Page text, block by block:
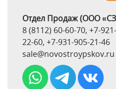
Отдел Продаж(ООО «СЗ
8 (8112) 60-60-70, +7-
22-60, +7-931-905-21-46
sale@novostroypskov.ru